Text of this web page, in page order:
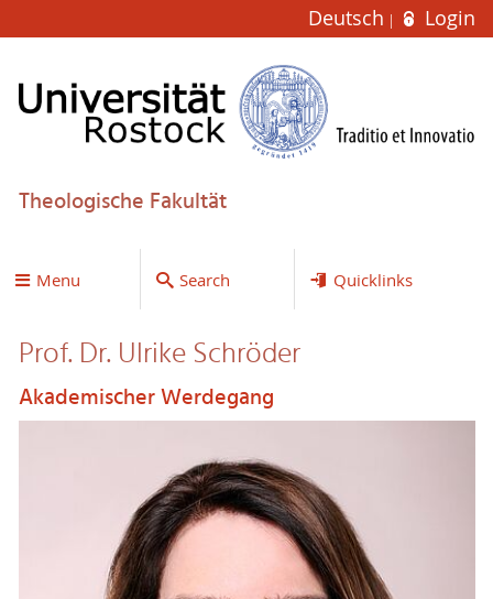
Deutsch Login
Theologische Fakultät
Menu Search Quicklinks
Prof. Dr. Ulrike Schröder
Akademischer Werdegang